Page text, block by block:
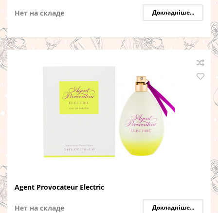
Нет на складе Докладніше...
Agent Provocateur Electric
Нет на складе Докладніше...